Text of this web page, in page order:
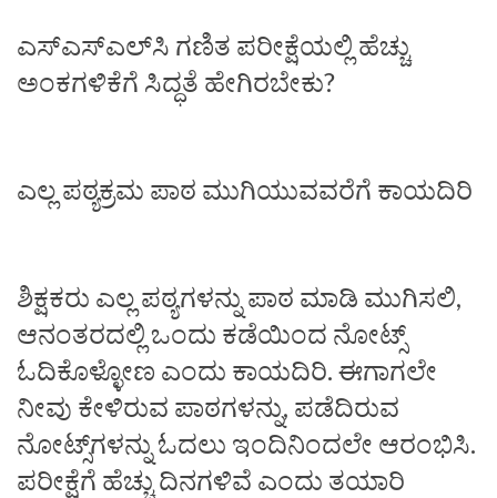
ಎಸ್‌ಎಸ್‌ಎಲ್‌ಸಿ ಗಣಿತ ಪರೀಕ್ಷೆಯಲ್ಲಿ ಹೆಚ್ಚು
ಅಂಕಗಳಿಕೆಗೆ ಸಿದ್ಧತೆ ಹೇಗಿರಬೇಕು?
ಎಲ್ಲ ಪಠ್ಯಕ್ರಮ ಪಾಠ ಮುಗಿಯುವವರೆಗೆ ಕಾಯದಿರಿ
ಶಿಕ್ಷಕರು ಎಲ್ಲ ಪಠ್ಯಗಳನ್ನು ಪಾಠ ಮಾಡಿ ಮುಗಿಸಲಿ,
ಆನಂತರದಲ್ಲಿ ಒಂದು ಕಡೆಯಿಂದ ನೋಟ್ಸ್‌
ಓದಿಕೊಳ್ಳೋಣ ಎಂದು ಕಾಯದಿರಿ. ಈಗಾಗಲೇ
ನೀವು ಕೇಳಿರುವ ಪಾಠಗಳನ್ನು, ಪಡೆದಿರುವ
ನೋಟ್ಸ್‌ಗಳನ್ನು ಓದಲು ಇಂದಿನಿಂದಲೇ ಆರಂಭಿಸಿ.
ಪರೀಕ್ಷೆಗೆ ಹೆಚ್ಚು ದಿನಗಳಿವೆ ಎಂದು ತಯಾರಿ